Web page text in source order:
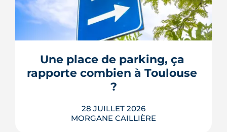
Avenue d'Atlanta, à la Roseraie, un
chantier de six hectares réorganise les
coulisses techniques de Toulouse
Métropole. Derrière les buttes de terre
déménagement de services, plusieurs
chiffrages officiels et un bras de fer
environnemental.
LIRE L'ARTICLE
Une place de parking, ça
rapporte combien à Toulouse
?
28 JUILLET 2026
MORGANE CAILLIÈRE